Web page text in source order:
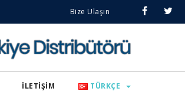
Bize Ulaşın
İLETIŞIM TÜRKÇE